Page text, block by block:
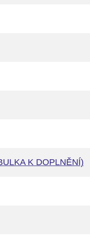
K DOPLNĚNÍ)